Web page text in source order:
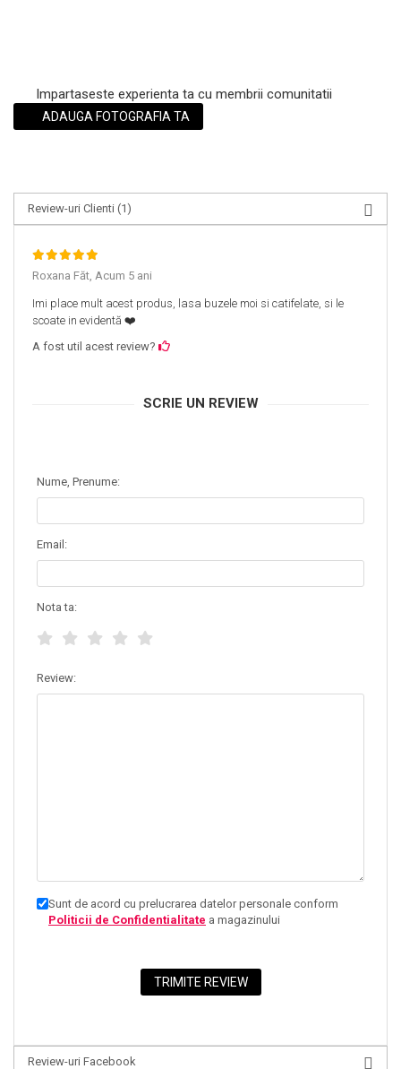
Impartaseste experienta ta cu membrii comunitatii
ADAUGA FOTOGRAFIA TA
Review-uri Clienti (1)
Roxana Făt, Acum 5 ani
Imi place mult acest produs, lasa buzele moi si catifelate, si le
scoate in evidentă ❤️
A fost util acest review?
SCRIE UN REVIEW
Nume, Prenume:
Email:
Nota ta:
Review:
Sunt de acord cu prelucrarea datelor personale conform
Politicii de Confidentialitate a magazinului
Review-uri Facebook